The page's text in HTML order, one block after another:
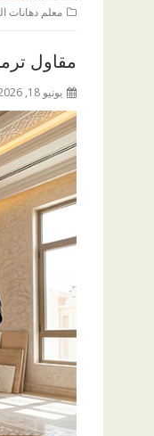
معلم دهانات
مقاول ترميم
يونيو 18, 2026